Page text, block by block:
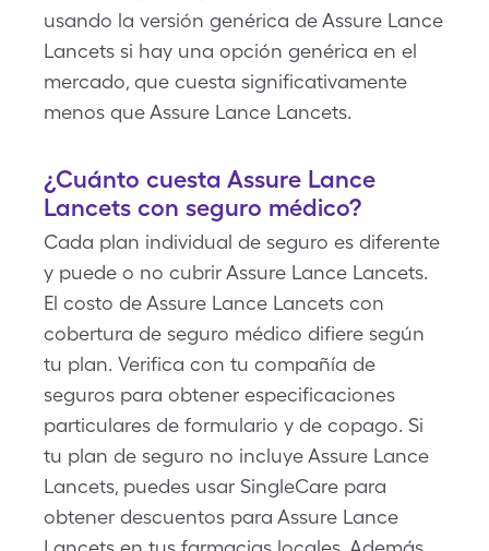
usando la versión genérica de Assure Lance
Lancets si hay una opción genérica en el
mercado, que cuesta significativamente
menos que Assure Lance Lancets.
¿Cuánto cuesta Assure Lance
Lancets con seguro médico?
Cada plan individual de seguro es diferente
y puede o no cubrir Assure Lance Lancets.
El costo de Assure Lance Lancets con
cobertura de seguro médico difiere según
tu plan. Verifica con tu compañía de
seguros para obtener especificaciones
particulares de formulario y de copago. Si
tu plan de seguro no incluye Assure Lance
Lancets, puedes usar SingleCare para
obtener descuentos para Assure Lance